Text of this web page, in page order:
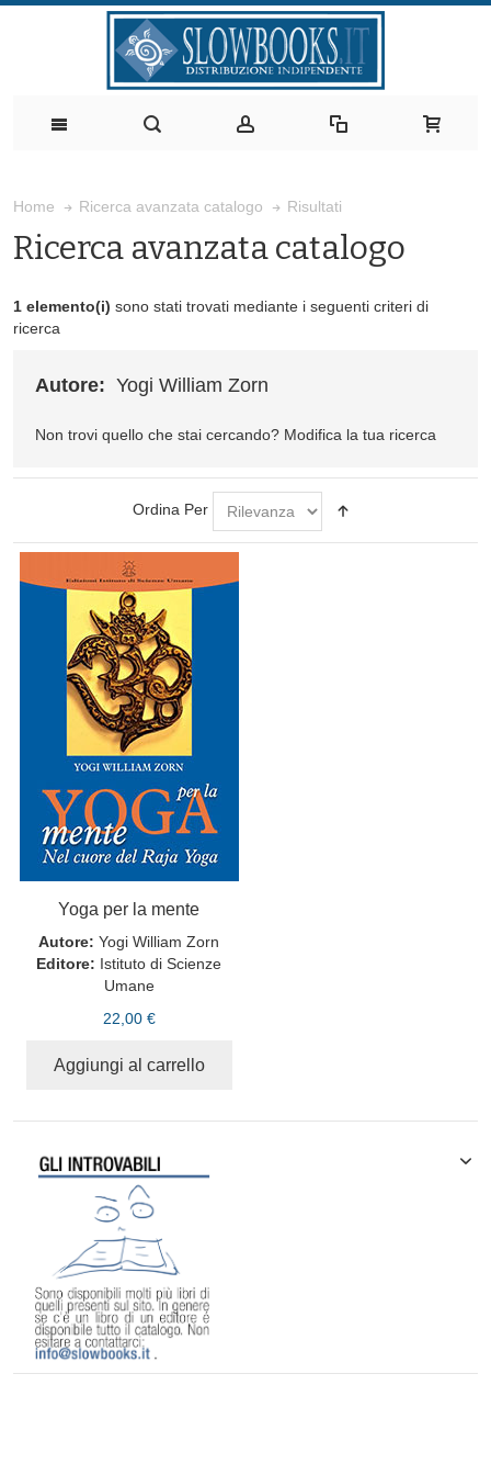
Home Ricerca avanzata catalogo Risultati
Ricerca avanzata catalogo
1 elemento(i) sono stati trovati mediante i seguenti criteri di
ricerca
Autore: Yogi William Zorn
Non trovi quello che stai cercando? Modifica la tua ricerca
Ordina Per
Yoga per la mente
Autore: Yogi William Zorn
Editore: Istituto di Scienze
Umane
22,00 €
Aggiungi al carrello